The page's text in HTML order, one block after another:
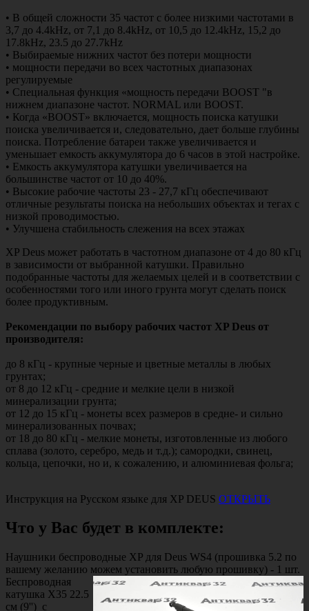
• В общей сложности 35 частот с более низкими частотами в
3,7 до 4.4kHz, от 7,1 до 8.4kHz, от 10,5 до 12.4kHz, 15,2 до
17.8kHz, 23.5 до 27.7kHz
• Выбираемые нижних частот без потери мощности
• мощности передачи во всех частотных диапазонах
регулируемые
• Специальная функция «мощность передачи BOOST "в
нижнем диапазоне частот. NORMAL или BOOST.
• Когда «BOOST» включается, мощность поиска катушки
поиска увеличивается и, следовательно, дает больше глубины
поиска. Потребление батареи также увеличивается и
уменьшает емкость аккумулятора до 6 часов в этой настройке.
• Емкость аккумулятора катушки увеличивается на
большинстве частот от 10 до 40%.
• Высокие рабочие частоты 23 - 27,7 кГц обеспечивают
отличные результаты поиска на небольших объектах и ​​тегах с
низкой проводимостью.
• Улучшена стабильность слежения на всех этажах
XP Deus может работать в частотном диапазоне от 4 до 80 кГц
в зависимости от выбранной катушки. Правильно
подобранные частоты для желаемых целей и в соответствии с
особенностями того или иного грунта могут сделать поиск
более продуктивным.
Рекомендации по выбору рабочих частот XP Deus от
производителя:
до 8 кГц - крупные черные и цветные металлы в любых
грунтах;
от 8 до 12 кГц - средние и мелкие цели в низкой
минерализации грунта;
от 12 до 15 кГц - монеты всех размеров в средне- и сильно
минерализованных почвах;
от 18 до 80 кГц - мелкие монеты, изготовленные из любого
сплава (золото, серебро, медь и т.д.); самородки, свинец,
кольца, цепочки, но и, к сожалению, и алюминиевая фольга;
Инструкция на Русском языке для XP DEUS ОТКРЫТЬ
Что у Вас будет в комплекте:
Наушники беспроводные XP для Deus WS4 (прошивка 5.2 по
вашему желанию можем установить любую прошивку) - 1 шт.
Беспроводная
катушка X35 22.5
см (9'') с